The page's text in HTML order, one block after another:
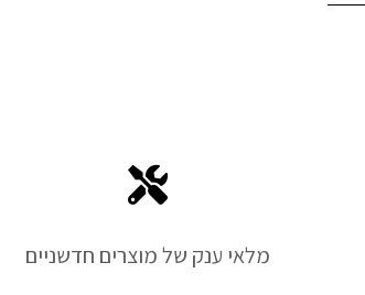
מלאי ענק של מוצרים חדשניים